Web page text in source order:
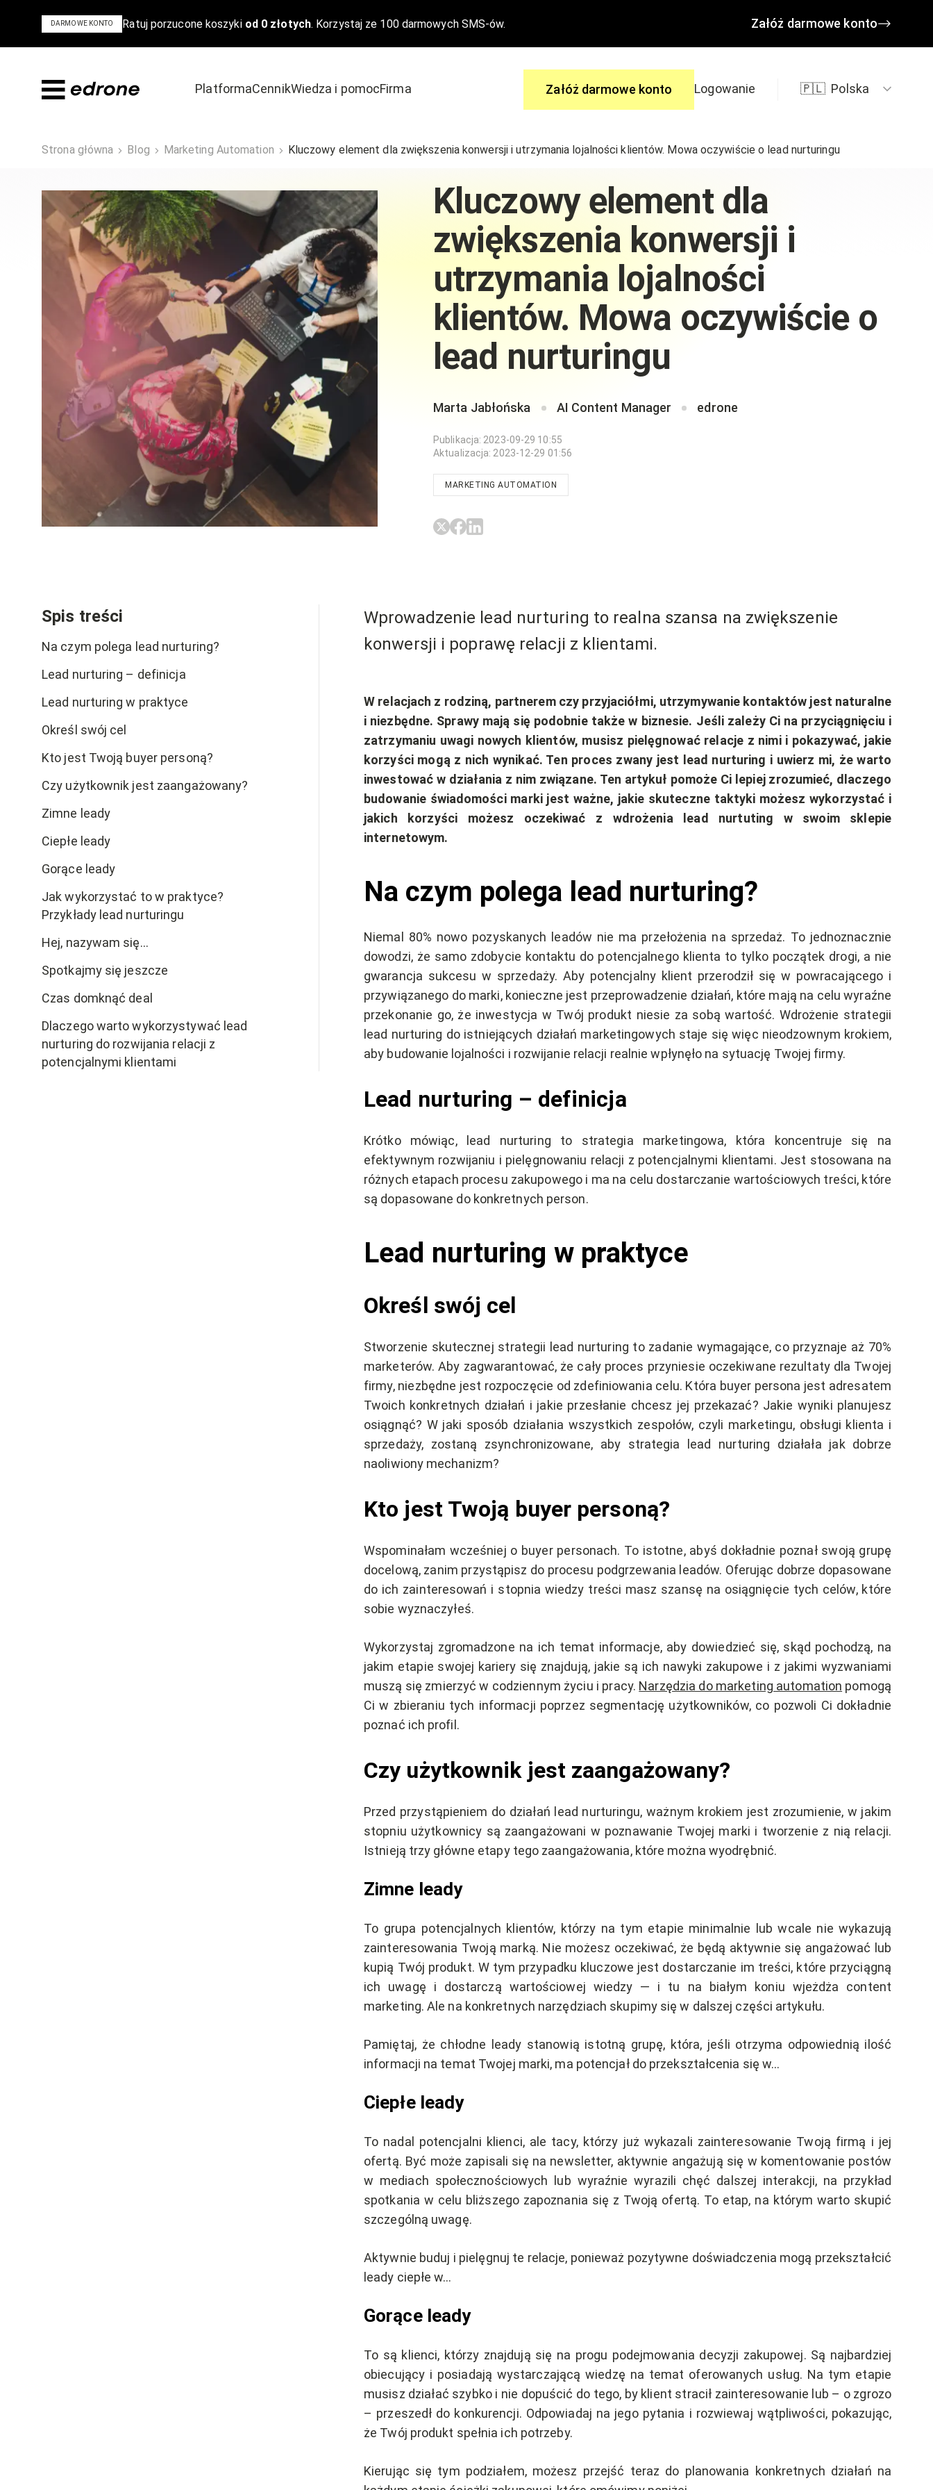
DARMOWE KONTO Ratuj porzucone koszyki od 0 złotych. Korzystaj ze 100 darmowych SMS-ów. Załóż darmowe konto
PlatformaCennikWiedza i pomoc
Blog
Poradniki i ebooki
Podcast
Szkolenia i wydarzenia
Case Study
Centrum Pomocy
Nasze funkcjonalności
Firma Załóż darmowe konto Logowanie 🇵🇱 Polska
Strona główna Blog Marketing Automation Kluczowy element dla zwiększenia konwersji i utrzymania lojalności klientów. Mowa oczywiście o lead nurturingu
Kluczowy element dla
zwiększenia konwersji i
utrzymania lojalności
klientów. Mowa oczywiście o
lead nurturingu
Marta Jabłońska AI Content Manager edrone
Publikacja: 2023-09-29 10:55
Aktualizacja: 2023-12-29 01:56
MARKETING AUTOMATION
Spis treści
Na czym polega lead nurturing?
Lead nurturing – definicja
Lead nurturing w praktyce
Określ swój cel
Kto jest Twoją buyer personą?
Czy użytkownik jest zaangażowany?
Zimne leady
Ciepłe leady
Gorące leady
Jak wykorzystać to w praktyce?
Przykłady lead nurturingu
Hej, nazywam się…
Spotkajmy się jeszcze
Czas domknąć deal
Dlaczego warto wykorzystywać lead
nurturing do rozwijania relacji z
potencjalnymi klientami
Wprowadzenie lead nurturing to realna szansa na zwiększenie
konwersji i poprawę relacji z klientami.
W relacjach z rodziną, partnerem czy przyjaciółmi, utrzymywanie kontaktów jest naturalne
i niezbędne. Sprawy mają się podobnie także w biznesie. Jeśli zależy Ci na przyciągnięciu i
zatrzymaniu uwagi nowych klientów, musisz pielęgnować relacje z nimi i pokazywać, jakie
korzyści mogą z nich wynikać. Ten proces zwany jest lead nurturing i uwierz mi, że warto
inwestować w działania z nim związane. Ten artykuł pomoże Ci lepiej zrozumieć, dlaczego
budowanie świadomości marki jest ważne, jakie skuteczne taktyki możesz wykorzystać i
jakich korzyści możesz oczekiwać z wdrożenia lead nurtuting w swoim sklepie
internetowym.
Na czym polega lead nurturing?
Niemal 80% nowo pozyskanych leadów nie ma przełożenia na sprzedaż. To jednoznacznie
dowodzi, że samo zdobycie kontaktu do potencjalnego klienta to tylko początek drogi, a nie
gwarancja sukcesu w sprzedaży. Aby potencjalny klient przerodził się w powracającego i
przywiązanego do marki, konieczne jest przeprowadzenie działań, które mają na celu wyraźne
przekonanie go, że inwestycja w Twój produkt niesie za sobą wartość. Wdrożenie strategii
lead nurturing do istniejących działań marketingowych staje się więc nieodzownym krokiem,
aby budowanie lojalności i rozwijanie relacji realnie wpłynęło na sytuację Twojej firmy.
Lead nurturing – definicja
Krótko mówiąc, lead nurturing to strategia marketingowa, która koncentruje się na
efektywnym rozwijaniu i pielęgnowaniu relacji z potencjalnymi klientami. Jest stosowana na
różnych etapach procesu zakupowego i ma na celu dostarczanie wartościowych treści, które
są dopasowane do konkretnych person.
Lead nurturing w praktyce
Określ swój cel
Stworzenie skutecznej strategii lead nurturing to zadanie wymagające, co przyznaje aż 70%
marketerów. Aby zagwarantować, że cały proces przyniesie oczekiwane rezultaty dla Twojej
firmy, niezbędne jest rozpoczęcie od zdefiniowania celu. Która buyer persona jest adresatem
Twoich konkretnych działań i jakie przesłanie chcesz jej przekazać? Jakie wyniki planujesz
osiągnąć? W jaki sposób działania wszystkich zespołów, czyli marketingu, obsługi klienta i
sprzedaży, zostaną zsynchronizowane, aby strategia lead nurturing działała jak dobrze
naoliwiony mechanizm?
Kto jest Twoją buyer personą?
Wspominałam wcześniej o buyer personach. To istotne, abyś dokładnie poznał swoją grupę
docelową, zanim przystąpisz do procesu podgrzewania leadów. Oferując dobrze dopasowane
do ich zainteresowań i stopnia wiedzy treści masz szansę na osiągnięcie tych celów, które
sobie wyznaczyłeś.
Wykorzystaj zgromadzone na ich temat informacje, aby dowiedzieć się, skąd pochodzą, na
jakim etapie swojej kariery się znajdują, jakie są ich nawyki zakupowe i z jakimi wyzwaniami
muszą się zmierzyć w codziennym życiu i pracy. Narzędzia do marketing automation pomogą
Ci w zbieraniu tych informacji poprzez segmentację użytkowników, co pozwoli Ci dokładnie
poznać ich profil.
Czy użytkownik jest zaangażowany?
Przed przystąpieniem do działań lead nurturingu, ważnym krokiem jest zrozumienie, w jakim
stopniu użytkownicy są zaangażowani w poznawanie Twojej marki i tworzenie z nią relacji.
Istnieją trzy główne etapy tego zaangażowania, które można wyodrębnić.
Zimne leady
To grupa potencjalnych klientów, którzy na tym etapie minimalnie lub wcale nie wykazują
zainteresowania Twoją marką. Nie możesz oczekiwać, że będą aktywnie się angażować lub
kupią Twój produkt. W tym przypadku kluczowe jest dostarczanie im treści, które przyciągną
ich uwagę i dostarczą wartościowej wiedzy — i tu na białym koniu wjeżdża content
marketing. Ale na konkretnych narzędziach skupimy się w dalszej części artykułu.
Pamiętaj, że chłodne leady stanowią istotną grupę, która, jeśli otrzyma odpowiednią ilość
informacji na temat Twojej marki, ma potencjał do przekształcenia się w…
Ciepłe leady
To nadal potencjalni klienci, ale tacy, którzy już wykazali zainteresowanie Twoją firmą i jej
ofertą. Być może zapisali się na newsletter, aktywnie angażują się w komentowanie postów
w mediach społecznościowych lub wyraźnie wyrazili chęć dalszej interakcji, na przykład
spotkania w celu bliższego zapoznania się z Twoją ofertą. To etap, na którym warto skupić
szczególną uwagę.
Aktywnie buduj i pielęgnuj te relacje, ponieważ pozytywne doświadczenia mogą przekształcić
leady ciepłe w…
Gorące leady
To są klienci, którzy znajdują się na progu podejmowania decyzji zakupowej. Są najbardziej
obiecujący i posiadają wystarczającą wiedzę na temat oferowanych usług. Na tym etapie
musisz działać szybko i nie dopuścić do tego, by klient stracił zainteresowanie lub – o zgrozo
– przeszedł do konkurencji. Odpowiadaj na jego pytania i rozwiewaj wątpliwości, pokazując,
że Twój produkt spełnia ich potrzeby.
Kierując się tym podziałem, możesz przejść teraz do planowania konkretnych działań na